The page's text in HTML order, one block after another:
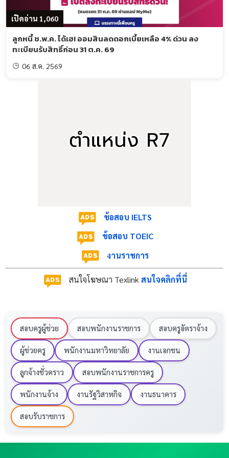
เปิดอ่าน 1,060
ลูกหนี้ ช.พ.ค. ได้เฮ! ออมสินลดดอกเบี้ยเหลือ 4% ด่วน ลง
ทะเบียนรับสิทธิ์ก่อน 31 ต.ค. 69
06 ส.ค. 2569
ข้อสอบ IELTS
ข้อสอบ TOEIC
งานราชการ
สนใจโฆษณา Texlink สนใจคลิกที่นี่
สอบครูผู้ช่วย สอบพนักงานราชการ สอบครูอัตราจ้าง
ผู้ช่วยครู พนักงานมหาวิทยาลัย งานเอกชน
ลูกจ้างชั่วคราว สอบพนักงานราชการครู
พนักงานจ้าง งานรัฐวิสาหกิจ งานธนาคาร
สอบรับราชการ